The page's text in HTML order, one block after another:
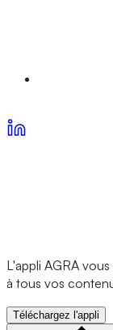
L'appli AGRA
à tous vos
Téléchargez l'appli